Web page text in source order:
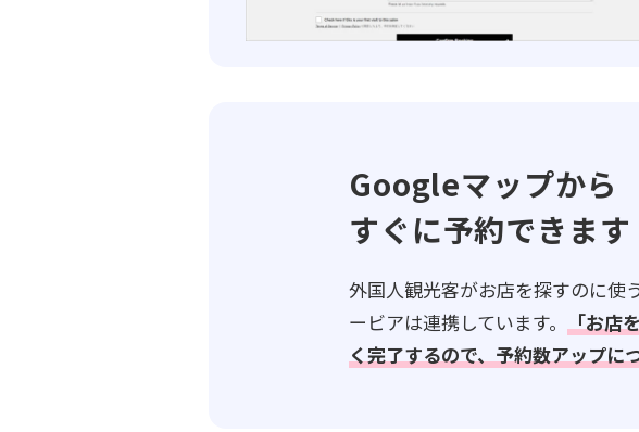
Googleマップから
すぐに予約できます
外国人観光客がお店を探すのに使
ービアは連携しています。
「お店
く完了するので、予約数アップに